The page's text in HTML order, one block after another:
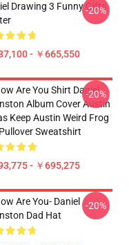
Drawing 3 Funny Gifts
- ￥665,550
-20%
Are You Shirt Daniel
Album Cover Austin
Keep Austin Weird Frog
Sweatshirt
- ￥695,275
-20%
Are You- Daniel
Dad Hat
-20%